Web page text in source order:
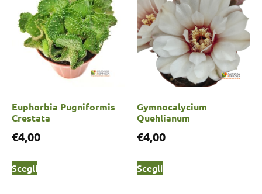
Euphorbia Pugniformis
Crestata
€4,00
Scegli
Gymnocalycium
Quehlianum
€4,00
Scegli